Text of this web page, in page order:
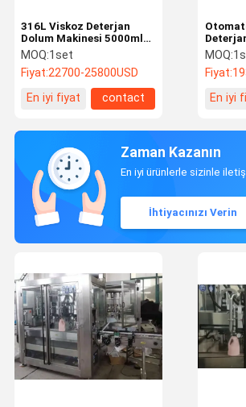
316L Viskoz Deterjan
Dolum Makinesi 5000ml
Otomatik Şişe Kapatma
Makinesi
MOQ:1set
Fiyat:22700-25800USD
En iyi fiyat
contact
Servo
MOQ:
Fiyat:
En iyi
Zaman Kazanın
En iyi ürünlerle sizinle
İhtiyacınızı Verin